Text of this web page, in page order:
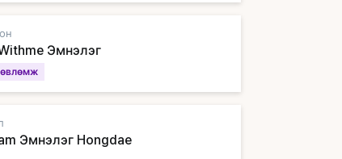
Эмнэлэг
Эмнэлэг Hongdae